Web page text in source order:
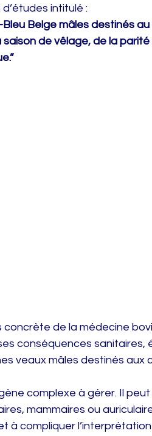
intitulé :
Belge mâles destinés
saison de vêlage, de la
de la médecine
conséquences sanitaires,
veaux mâles destinés aux
complexe à gérer. Il peut
mammaires ou
à compliquer